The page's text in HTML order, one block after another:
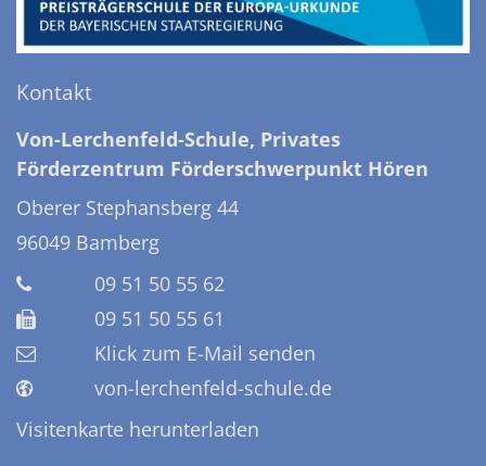
Kontakt
Von-Lerchenfeld-Schule, Privates
Förderzentrum Förderschwerpunkt Hören
Oberer Stephansberg 44
96049 Bamberg
09 51 50 55 62
09 51 50 55 61
Klick zum E-Mail senden
von-lerchenfeld-schule.de
Visitenkarte herunterladen